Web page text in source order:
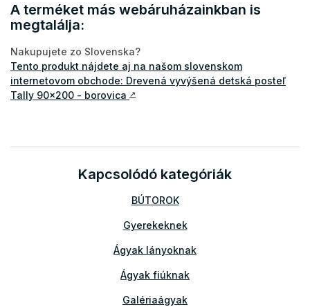
A terméket más webáruházainkban is
megtalálja:
Nakupujete zo Slovenska?
Tento produkt nájdete aj na našom slovenskom
internetovom obchode: Drevená vyvýšená detská posteľ
Tally 90x200 - borovica ↗
Kapcsolódó kategóriák
BÚTOROK
Gyerekeknek
Ágyak lányoknak
Ágyak fiúknak
Galériaágyak